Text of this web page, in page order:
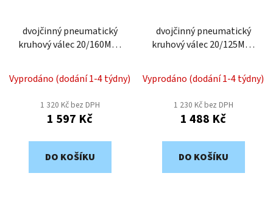
dvojčinný pneumatický
kruhový válec 20/160MD-
Vyprodáno (dodání 1-4 týdny)
1 320 Kč bez DPH
1 597 Kč
DO KOŠÍKU
dvojčinný pneumatický
kruhový válec 20/125MD-
Vyprodáno (dodání 1-4 týdny)
1 230 Kč bez DPH
1 488 Kč
DO KOŠÍKU